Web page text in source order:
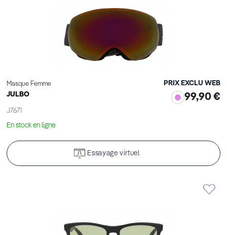
Masque Femme
JULBO
J7671
PRIX EXCLU WEB
99,90 €
En stock en ligne
Essayage virtuel